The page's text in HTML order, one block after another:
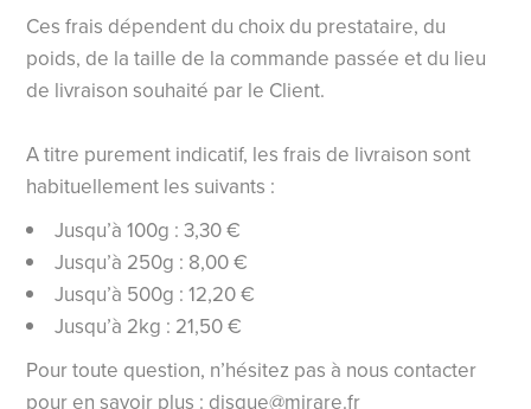
Ces frais dépendent du choix du prestataire, du
poids, de la taille de la commande passée et du lieu
de livraison souhaité par le Client.
A titre purement indicatif, les frais de livraison sont
habituellement les suivants :
Jusqu’à 100g : 3,30 €
Jusqu’à 250g : 8,00 €
Jusqu’à 500g : 12,20 €
Jusqu’à 2kg : 21,50 €
Pour toute question, n’hésitez pas à nous contacter
pour en savoir plus : disque@mirare.fr